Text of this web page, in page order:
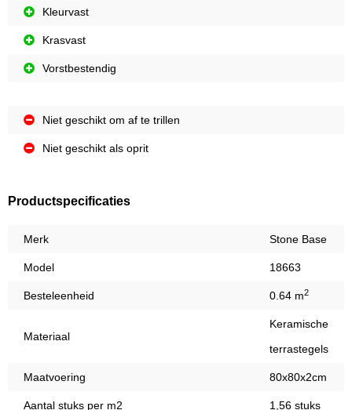
Kleurvast
Krasvast
Vorstbestendig
Niet geschikt om af te trillen
Niet geschikt als oprit
Productspecificaties
Merk Stone Base
Model 18663
Besteleenheid 0.64 m2
Materiaal
Keramische
terrastegels
Maatvoering 80x80x2cm
Aantal stuks per m2 1,56 stuks